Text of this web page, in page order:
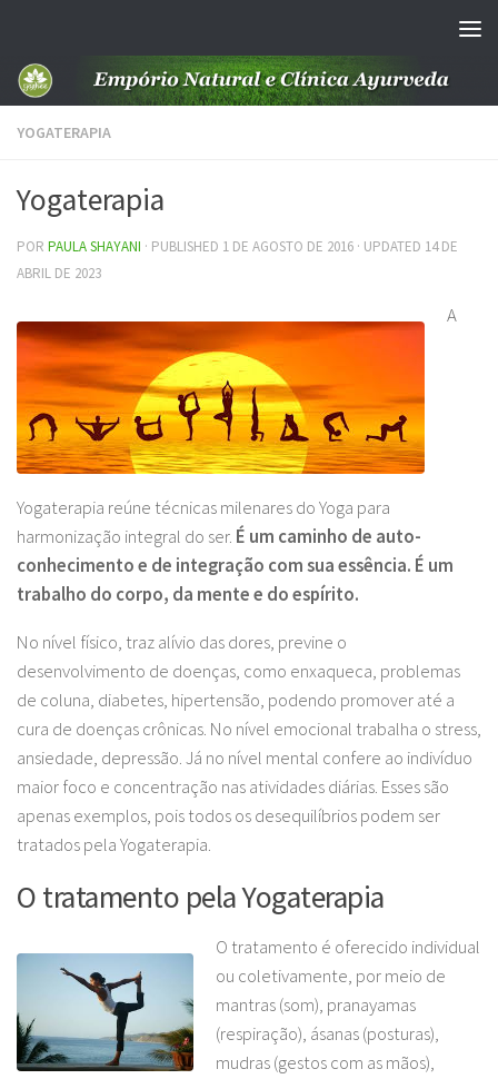
YOGATERAPIA
Yogaterapia
POR PAULA SHAYANI · PUBLISHED 1 DE AGOSTO DE 2016 · UPDATED 14 DE
ABRIL DE 2023
A
Yogaterapia reúne técnicas milenares do Yoga para
harmonização integral do ser. É um caminho de auto-
conhecimento e de integração com sua essência. É um
trabalho do corpo, da mente e do espírito.
No nível físico, traz alívio das dores, previne o
desenvolvimento de doenças, como enxaqueca, problemas
de coluna, diabetes, hipertensão, podendo promover até a
cura de doenças crônicas. No nível emocional trabalha o stress,
ansiedade, depressão. Já no nível mental confere ao indivíduo
maior foco e concentração nas atividades diárias. Esses são
apenas exemplos, pois todos os desequilíbrios podem ser
tratados pela Yogaterapia.
O tratamento pela Yogaterapia
O tratamento é oferecido individual
ou coletivamente, por meio de
mantras (som), pranayamas
(respiração), ásanas (posturas),
mudras (gestos com as mãos),